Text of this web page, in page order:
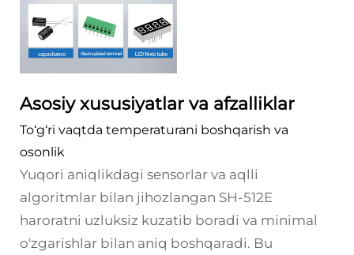
Asosiy xususiyatlar va afzalliklar
To‘g‘ri vaqtda temperaturani boshqarish va
osonlik
Yuqori aniqlikdagi sensorlar va aqlli
algoritmlar bilan jihozlangan SH-512E
haroratni uzluksiz kuzatib boradi va minimal
o'zgarishlar bilan aniq boshqaradi. Bu